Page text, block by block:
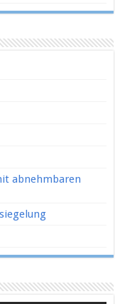
abnehmbaren